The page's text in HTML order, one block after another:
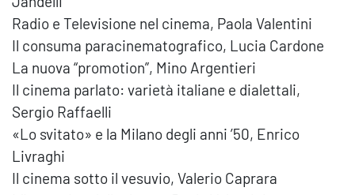
Radio e Televisione nel cinema, Paola Valentini
Il consuma paracinematografico, Lucia Cardone
La nuova “promotion”, Mino Argentieri
Il cinema parlato: varietà italiane e dialettali,
Sergio Raffaelli
«Lo svitato» e la Milano degli anni ’50, Enrico
Livraghi
Il cinema sotto il vesuvio, Valerio Caprara